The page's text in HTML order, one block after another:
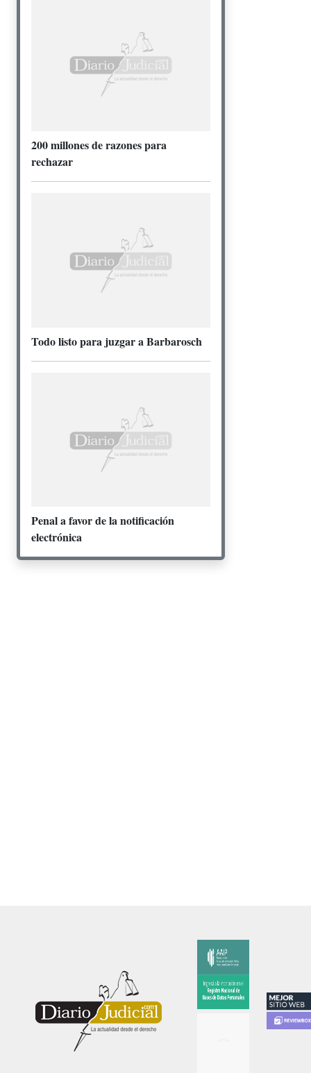
200 millones de razones para
rechazar
Todo listo para juzgar a Barbarosch
Penal a favor de la notificación
electrónica